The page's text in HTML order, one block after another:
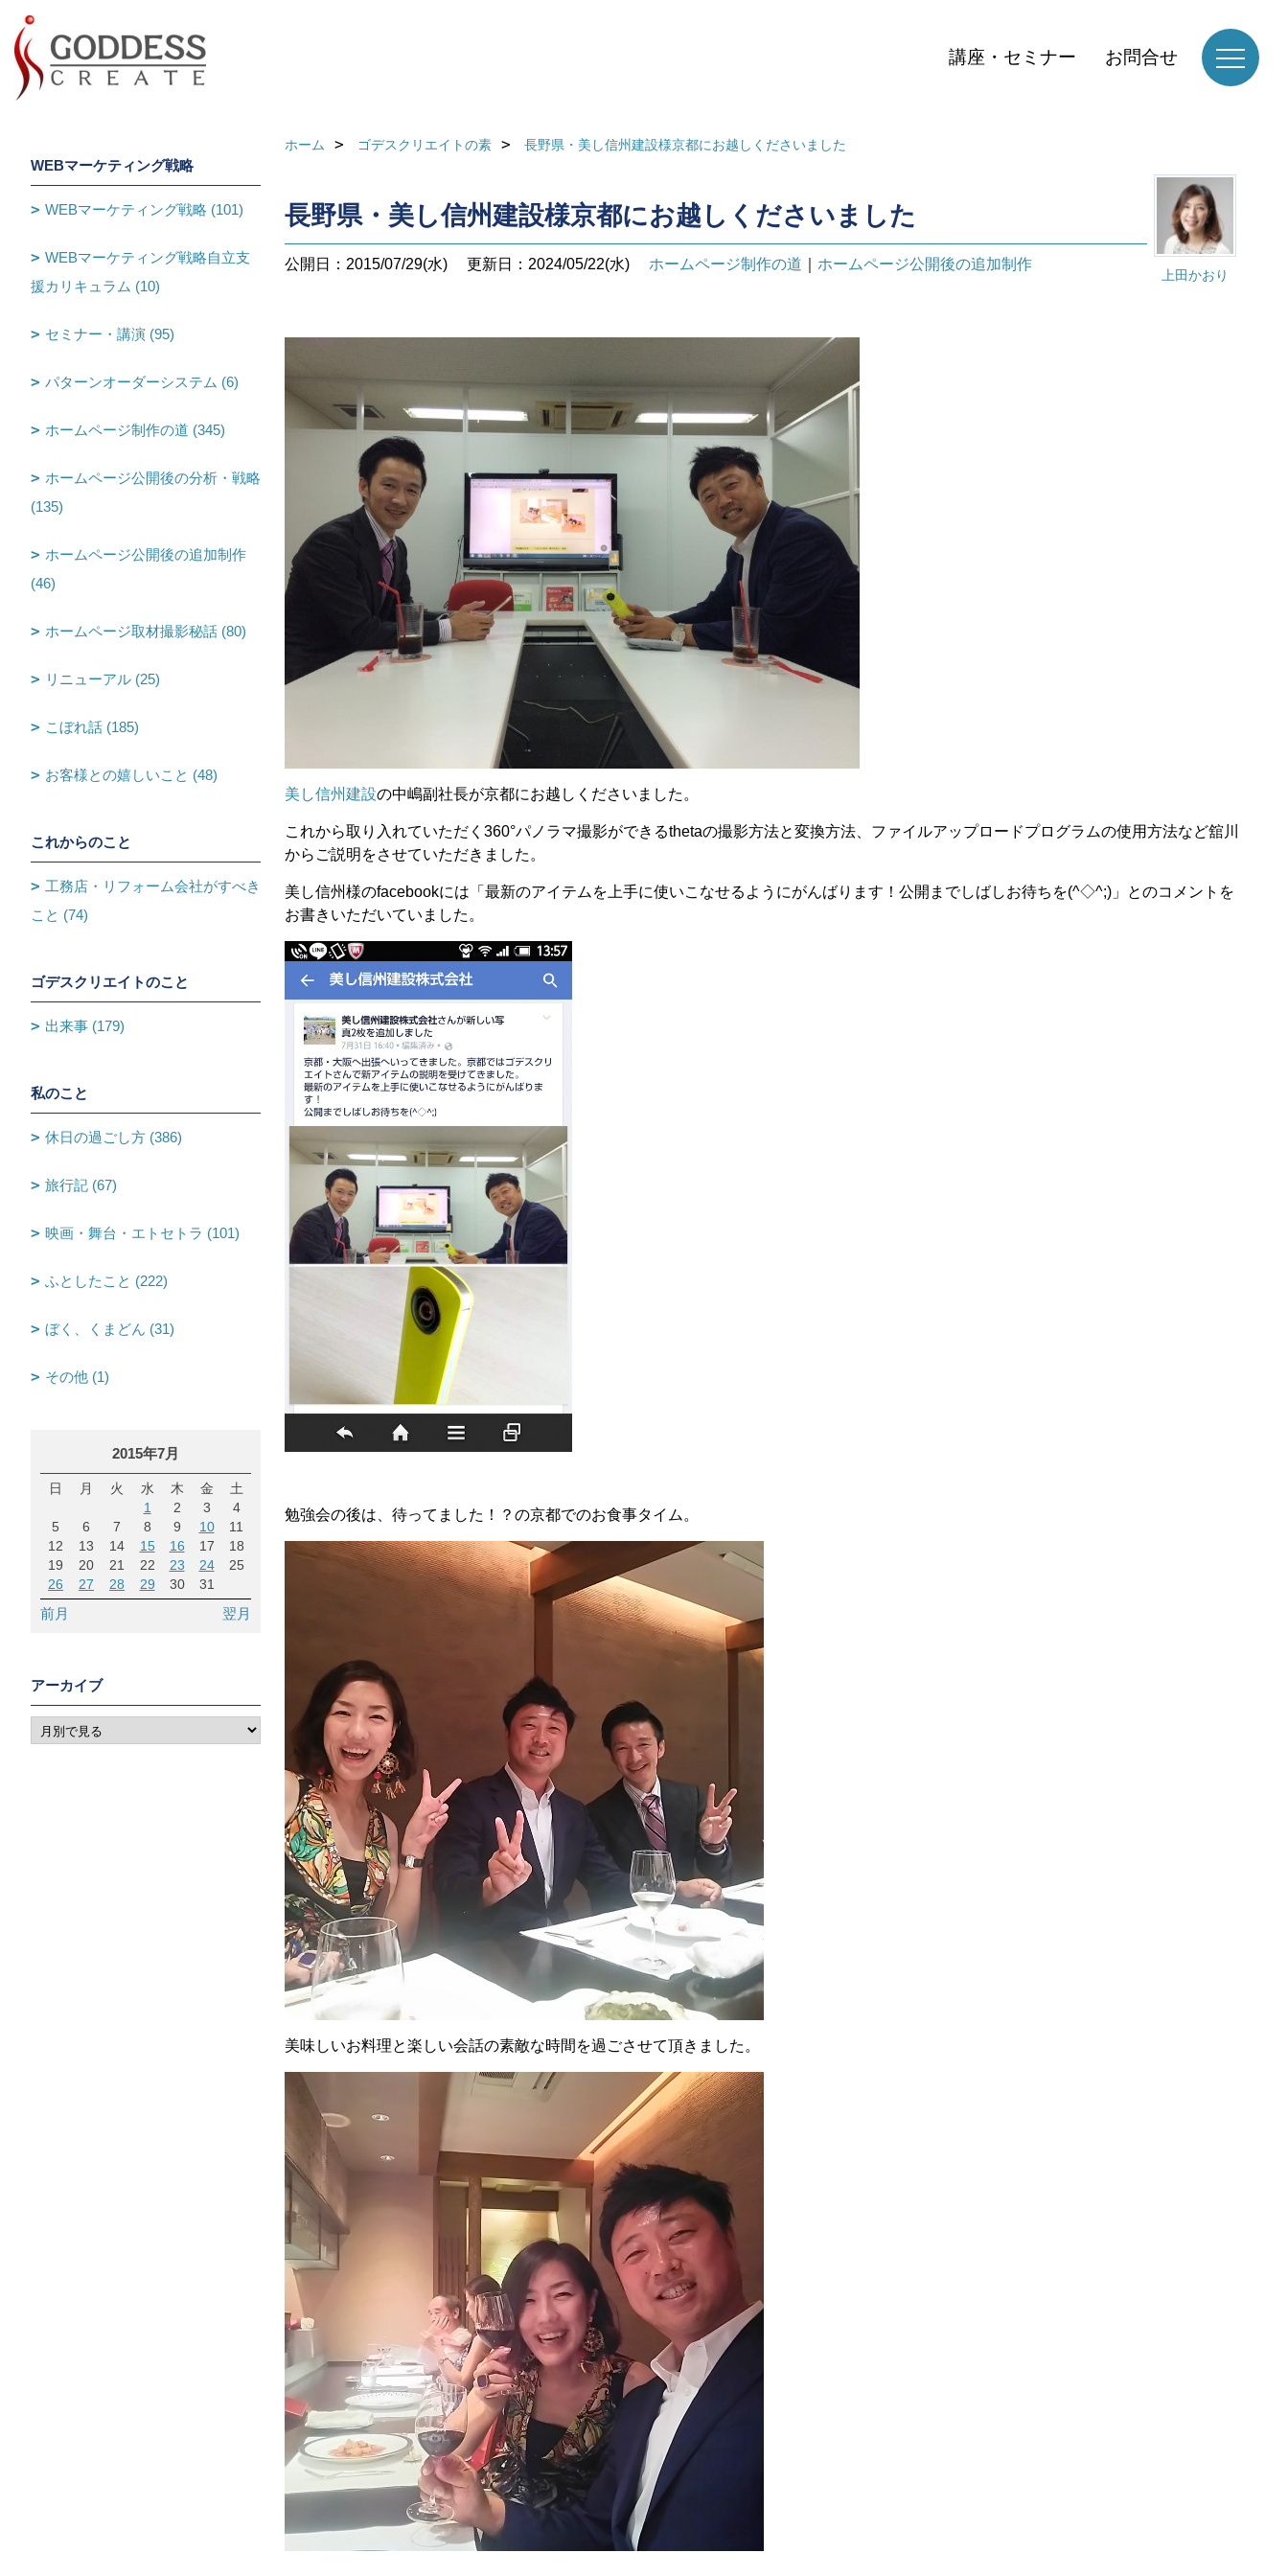
講座・セミナー お問合せ
ホーム ゴデスクリエイトの素 長野県・美し信州建設様京都にお越しくださいました
上田かおり
長野県・美し信州建設様京都にお越しくださいました
公開日：2015/07/29(水) 更新日：2024/05/22(水) ホームページ制作の道 ホームページ公開後の追加制作
美し信州建設の中嶋副社長が京都にお越しくださいました。
これから取り入れていただく360°パノラマ撮影ができるthetaの撮影方法と変換方法、ファイルアップロードプログラムの使用方法など舘川
からご説明をさせていただきました。
美し信州様のfacebookには「最新のアイテムを上手に使いこなせるようにがんばります！公開までしばしお待ちを(^◇^;)」とのコメントを
お書きいただいていました。
勉強会の後は、待ってました！？の京都でのお食事タイム。
美味しいお料理と楽しい会話の素敵な時間を過ごさせて頂きました。
WEBマーケティング戦略
WEBマーケティング戦略 (101)
WEBマーケティング戦略自立支
援カリキュラム (10)
セミナー・講演 (95)
パターンオーダーシステム (6)
ホームページ制作の道 (345)
ホームページ公開後の分析・戦略
(135)
ホームページ公開後の追加制作
(46)
ホームページ取材撮影秘話 (80)
リニューアル (25)
こぼれ話 (185)
お客様との嬉しいこと (48)
これからのこと
工務店・リフォーム会社がすべき
こと (74)
ゴデスクリエイトのこと
出来事 (179)
私のこと
休日の過ごし方 (386)
旅行記 (67)
映画・舞台・エトセトラ (101)
ふとしたこと (222)
ぼく、くまどん (31)
その他 (1)
2015年7月
日 月 火 水 木 金
土
1
2 3
4
5
6 7 8 9 10
11
12
13 14 15 16 17
18
19
20 21 22 23 24
25
26
27 28 29 30 31
前月 翌月
アーカイブ